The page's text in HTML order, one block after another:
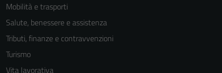
Mobilità e trasporti
Salute, benessere e assistenza
Tributi, finanze e contravvenzioni
Turismo
Vita lavorativa